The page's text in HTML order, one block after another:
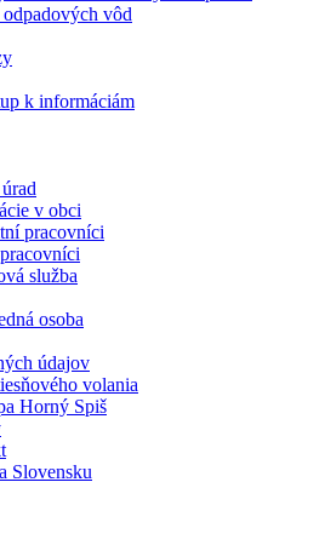
vôd
k informáciám
v obci
pracovníci
služba
osoba
údajov
volania
Horný Spiš
Slovensku